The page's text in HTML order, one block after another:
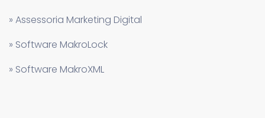
» Assessoria Marketing Digital
» Software MakroLock
» Software MakroXML